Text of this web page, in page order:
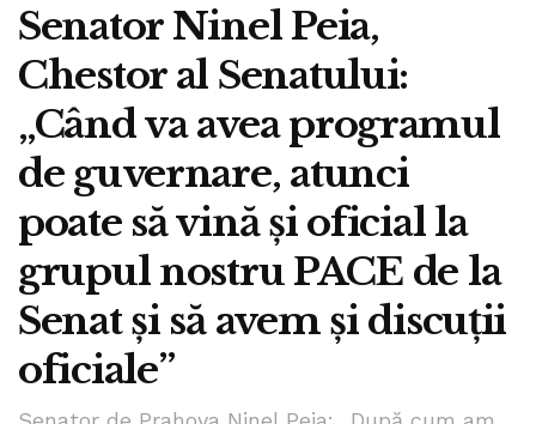
Senator Ninel Peia,
Chestor al Senatului:
„Când va avea programul
de guvernare, atunci
poate să vină și oficial la
grupul nostru PACE de la
Senat și să avem și discuții
oficiale”